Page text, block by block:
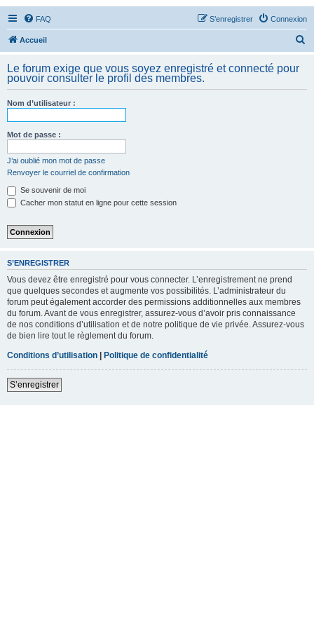
FAQ Connexion
S’enregistrer
Accueil
h
Le forum exige que vous soyez enregistré et connecté pour
pouvoir consulter le profil des membres.
Nom d’utilisateur :
Mot de passe :
J’ai oublié mon mot de passe
Renvoyer le courriel de confirmation
Se souvenir de moi
Cacher mon statut en ligne pour cette session
S’ENREGISTRER
Vous devez être enregistré pour vous connecter. L’enregistrement ne prend
que quelques secondes et augmente vos possibilités. L’administrateur du
forum peut également accorder des permissions additionnelles aux membres
du forum. Avant de vous enregistrer, assurez-vous d’avoir pris connaissance
de nos conditions d’utilisation et de notre politique de vie privée. Assurez-vous
de bien lire tout le règlement du forum.
Conditions d’utilisation | Politique de confidentialité
S’enregistrer